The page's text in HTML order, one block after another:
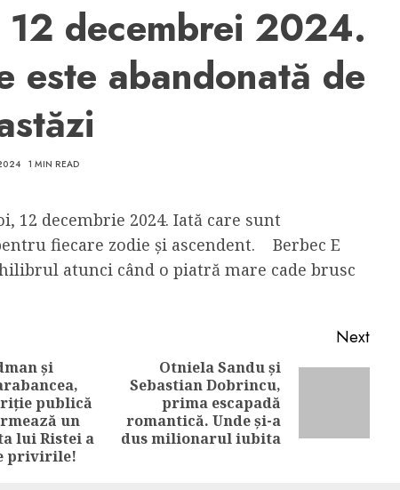
12 decembrei 2024.
este abandonată de
1 MIN READ
12 decembrie 2024. Iată care sunt
fiecare zodie și ascendent. Berbec E
atunci când o piatră mare cade brusc
Previous
post:
și
publică
un
lui Ristei a
privirile!
Next
Next
post:
Otniela Sandu și
Sebastian Dobrincu,
prima escapadă
romantică. Unde și-a
dus milionarul iubita